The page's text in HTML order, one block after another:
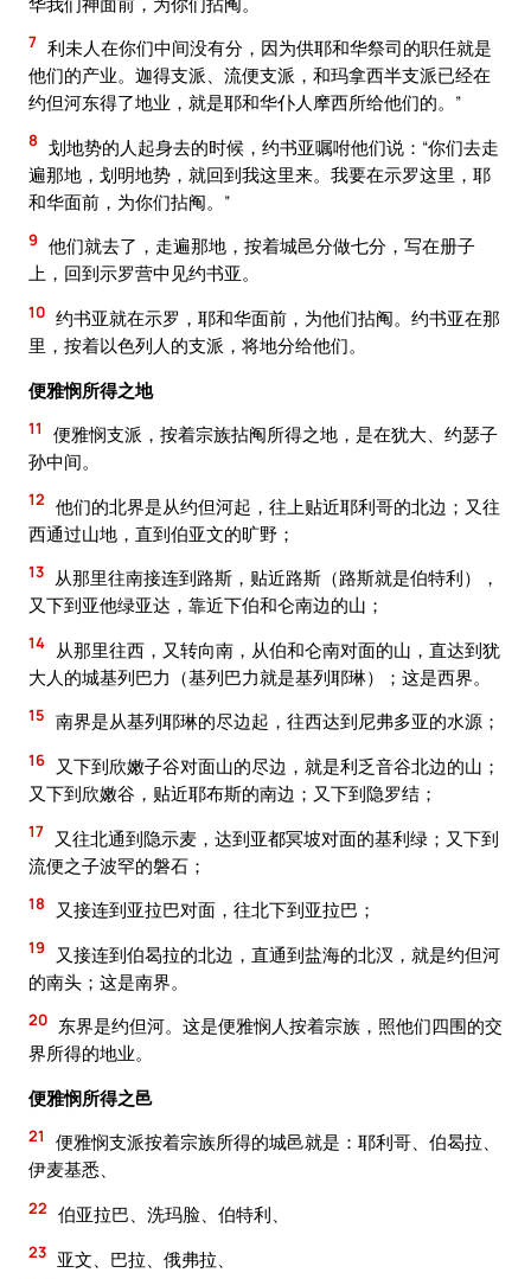
7 利未人在你们中间没有分，因为供耶和华祭司的职任就是
他们的产业。迦得支派、流便支派，和玛拿西半支派已经在
约但河东得了地业，就是耶和华仆人摩西所给他们的。”
8 划地势的人起身去的时候，约书亚嘱咐他们说：“你们去走
遍那地，划明地势，就回到我这里来。我要在示罗这里，耶
和华面前，为你们拈阄。”
9 他们就去了，走遍那地，按着城邑分做七分，写在册子
上，回到示罗营中见约书亚。
10 约书亚就在示罗，耶和华面前，为他们拈阄。约书亚在那
里，按着以色列人的支派，将地分给他们。
便雅悯所得之地
11
便雅悯支派，按着宗族拈阄所得之地，是在犹大、约瑟子
孙中间。
12 他们的北界是从约但河起，往上贴近耶利哥的北边；又往
西通过山地，直到伯亚文的旷野；
13 从那里往南接连到路斯，贴近路斯（路斯就是伯特利），
又下到亚他绿亚达，靠近下伯和仑南边的山；
14
从那里往西，又转向南，从伯和仑南对面的山，直达到犹
大人的城基列巴力（基列巴力就是基列耶琳）；这是西界。
15 南界是从基列耶琳的尽边起，往西达到尼弗多亚的水源；
16
又下到欣嫩子谷对面山的尽边，就是利乏音谷北边的山；
又下到欣嫩谷，贴近耶布斯的南边；又下到隐罗结；
17
又往北通到隐示麦，达到亚都冥坡对面的基利绿；又下到
流便之子波罕的磐石；
18 又接连到亚拉巴对面，往北下到亚拉巴；
19
又接连到伯曷拉的北边，直通到盐海的北汊，就是约但河
的南头；这是南界。
20 东界是约但河。这是便雅悯人按着宗族，照他们四围的交
界所得的地业。
便雅悯所得之邑
21
便雅悯支派按着宗族所得的城邑就是：耶利哥、伯曷拉、
伊麦基悉、
22 伯亚拉巴、洗玛脸、伯特利、
23 亚文、巴拉、俄弗拉、